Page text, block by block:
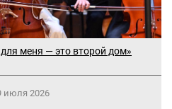
меня — это второй дом»
июля 2026
заседание
форума «Лорис
«ООН и
геноцидов»
начинает свою